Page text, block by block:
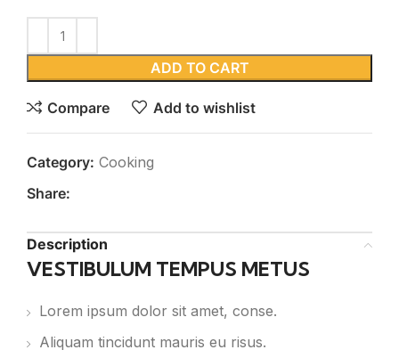
ADD TO CART
Compare Add to wishlist
Category: Cooking
Share:
Description
VESTIBULUM TEMPUS METUS
Lorem ipsum dolor sit amet, conse.
Aliquam tincidunt mauris eu risus.